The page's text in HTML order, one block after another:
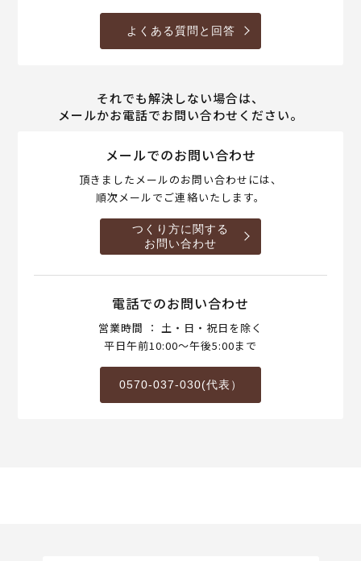
よくある質問と回答
それでも解決しない場合は、
メールかお電話でお問い合わせください。
メールでのお問い合わせ
頂きましたメールのお問い合わせには、
順次メールでご連絡いたします。
つくり方に関する
お問い合わせ
電話でのお問い合わせ
営業時間 ： 土・日・祝日を除く
平日午前10:00～午後5:00まで
0570-037-030(代表）